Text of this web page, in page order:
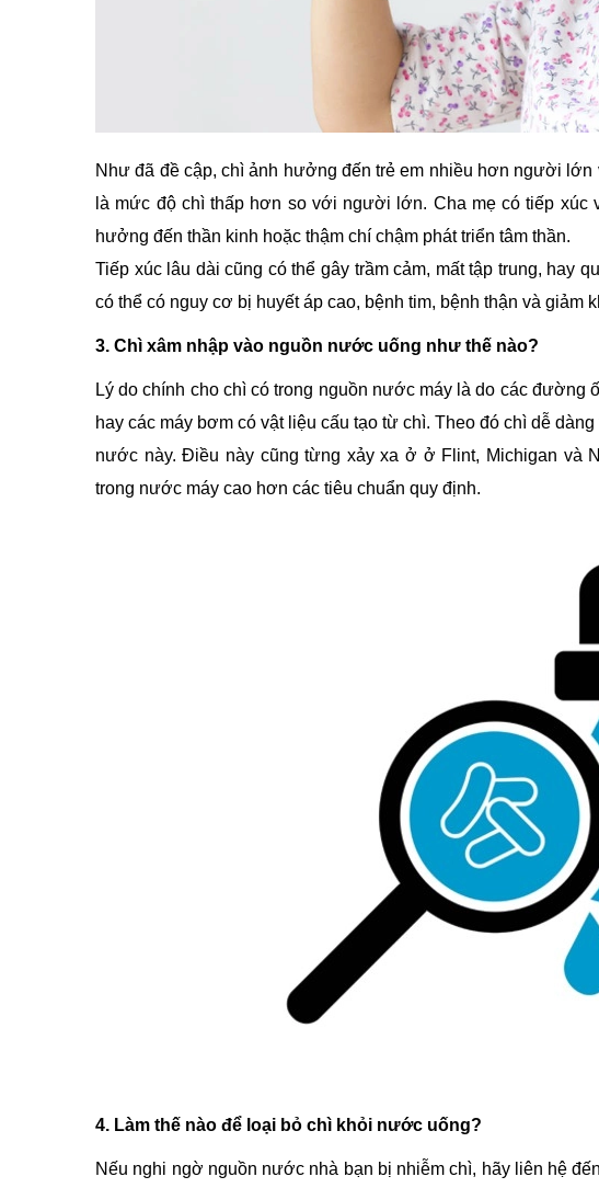
Như đã đề cập, chì ảnh hưởng đến trẻ em nhiều hơn người lớn
là mức độ chì thấp hơn so với người lớn. Cha mẹ có tiếp xúc
hưởng đến thần kinh hoặc thậm chí chậm phát triển tâm thần.
Tiếp xúc lâu dài cũng có thể gây trầm cảm, mất tập trung, hay
có thể có nguy cơ bị huyết áp cao, bệnh tim, bệnh thận và giảm
3. Chì xâm nhập vào nguồn nước uống như thế nào?
Lý do chính cho chì có trong nguồn nước máy là do các đường
hay các máy bơm có vật liệu cấu tạo từ chì. Theo đó chì dễ
nước này. Điều này cũng từng xảy xa ở ở Flint, Michigan và
trong nước máy cao hơn các tiêu chuẩn quy định.
4. Làm thế nào để loại bỏ chì khỏi nước uống?
Nếu nghi ngờ nguồn nước nhà bạn bị nhiễm chì, hãy liên hệ